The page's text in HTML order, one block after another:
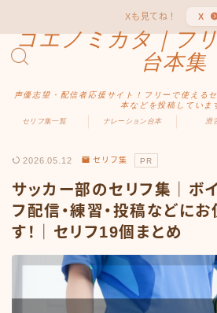
Xも見てね！ X
コエノミカタ｜フ
台本集
声優志望・配信者応援サイト！フリーで使える
本などを投稿していま
MENU
男性向け
女性向け
ファンタジー
セリフ集一覧 ナレーション台本 滑
2026.05.12 セリフ集 PR
サッカー部のセリフ集｜ボ
フ配信・練習・投稿などに
す！｜セリフ19個まとめ